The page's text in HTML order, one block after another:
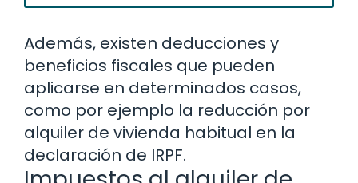
Además, existen deducciones y
beneficios fiscales que pueden
aplicarse en determinados casos,
como por ejemplo la reducción por
alquiler de vivienda habitual en la
declaración de IRPF.